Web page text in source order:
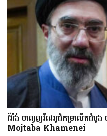
អ៊ីរ៉ង់ បញ្ចេញវីដេអូដ៏កម្រលើក​ដំបូង
Mojtaba Khamenei